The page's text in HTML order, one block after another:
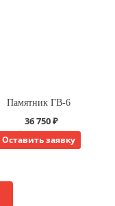
Памятник ГВ-6
36 750 ₽
Оставить заявку